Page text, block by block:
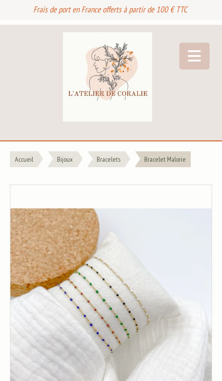
Frais de port en France offerts à partir de 100 € TTC
Accueil Bijoux Bracelets Bracelet Malorie